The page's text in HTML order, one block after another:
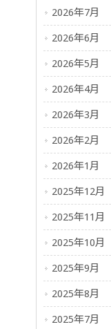
2026年7月
2026年6月
2026年5月
2026年4月
2026年3月
2026年2月
2026年1月
2025年12月
2025年11月
2025年10月
2025年9月
2025年8月
2025年7月